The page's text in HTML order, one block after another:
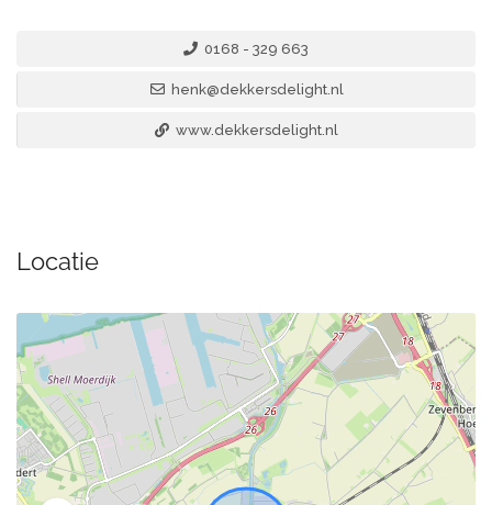
0168 - 329 663
henk@dekkersdelight.nl
www.dekkersdelight.nl
Locatie